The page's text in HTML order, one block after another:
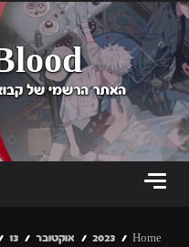
content
האתר הרשמי של
Home
2023 אוקטובר 13